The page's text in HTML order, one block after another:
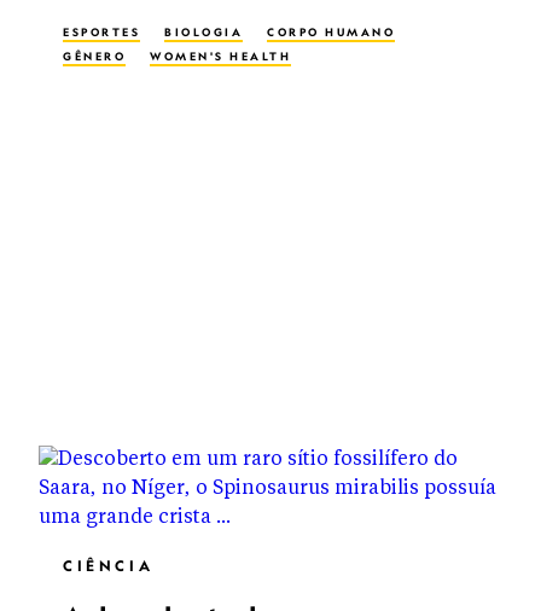
ESPORTES BIOLOGIA
CORPO HUMANO
GÊNERO
WOMEN'S HEALTH
CIÊNCIA